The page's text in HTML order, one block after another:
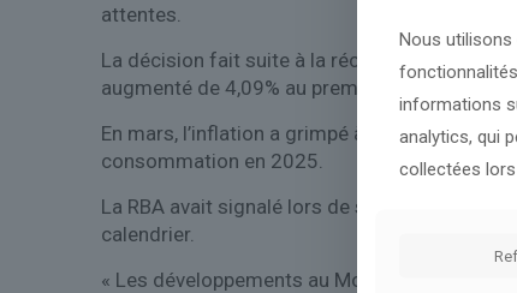
attentes.
La décision fait suite à la récentedonnées sur
augmenté de 4,09% au premier trimestre sur
En mars, l’inflation a grimpé à 4,6 %, le taux
consommation en 2025.
La RBA avait signalé lors de sa réunion de
calendrier.
« Les développements au Moyen-Orient
Nous utilisons
informations
analytics, qui
collectées